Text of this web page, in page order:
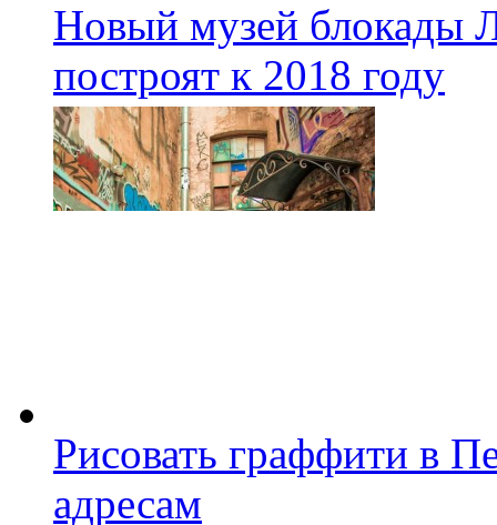
Новый музей блокады
построят к 2018 году
Рисовать граффити в
адресам